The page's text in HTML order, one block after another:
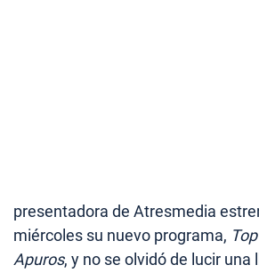
presentadora de Atresmedia
miércoles su nuevo programa,
Apuros, y no se olvidó de lucir una